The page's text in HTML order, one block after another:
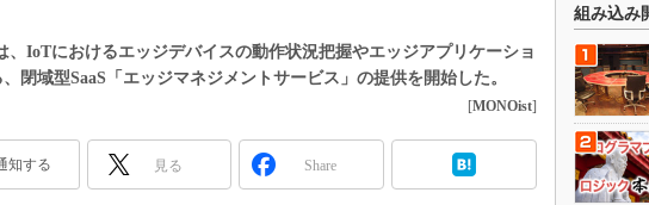
TECHNO-FRONTIER
スマート工場EXPO
EdgeTech+
組み込み画像技術
組み込みモデリング
車載ソフト開発
ISO26262
、IoTにおけるエッジデバイスの動作状況把握やエッジアプリケーショ
閉域型SaaS「エッジマネジメントサービス」の提供を開始した。
[MONOist]
知する 見る Share
組み込み